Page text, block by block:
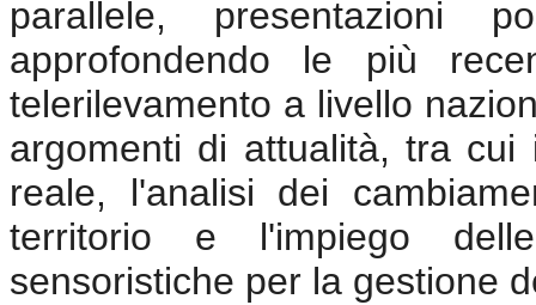
parallele, presentazioni
approfondendo le più
telerilevamento a livello
argomenti di attualità, tra
reale, l'analisi dei
territorio e l'impiego
sensoristiche per la gestione